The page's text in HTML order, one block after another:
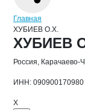
Навигация
Главная
ХУБИЕВ О.Х.
Основная
ХУБИЕВ
Россия, Карачаево-
ИНН: 090900170980
Х